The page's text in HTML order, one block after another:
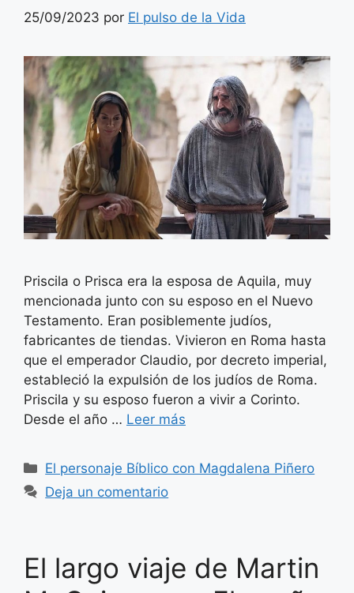
25/09/2023 por El pulso de la Vida
Priscila o Prisca era la esposa de Aquila, muy
mencionada junto con su esposo en el Nuevo
Testamento. Eran posiblemente judíos,
fabricantes de tiendas. Vivieron en Roma hasta
que el emperador Claudio, por decreto imperial,
estableció la expulsión de los judíos de Roma.
Priscila y su esposo fueron a vivir a Corinto.
Desde el año … Leer más
Categorías
El personaje Bíblico con Magdalena Piñero
Deja un comentario
El largo viaje de Martin